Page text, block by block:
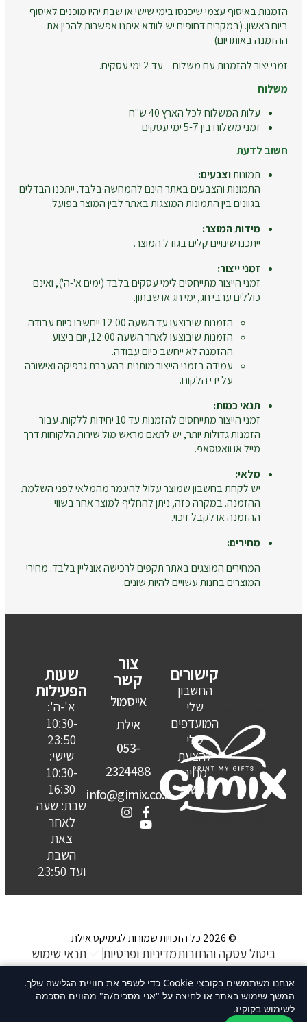
הזמנות באיסוף עצמי שיכנסו בימי שישי או שבת יהיו מוכנים לאיסוף
ביום ראשון. (במקרים דחופים יש לוודא איתנו אפשרות להכין את
ההזמנה באותו יום)
זמני יצור להזמנות עם משלוח – עד 2 ימי עסקים.
משלוח
עלות המשלוח לכל הארץ 40 ש"ח
זמני משלוח בין 5-7 ימי עסקים
חשוב לדעת
תמונותוצבעים:
התמונות והצבעים באתר הינם להמחשה בלבד. ייתכנו הבדלים
בגוונים בין התמונות המוצגות באתר לבין המוצר בפועל.
מידות המוצר:
ייתכנו שינויים קלים בגודל המוצר.
זמני ייצור:
זמני הייצור מתייחסים לימי עסקים בלבד (ימים א'-ה'), ואינם
כוללים ערבי חג, ימי חג או שבתון.
הזמנות שיבוצעו עד השעה 12:00 ייחשבו כיום עבודה.
הזמנות שיבוצעו לאחר השעה 12:00, יום ביצוע
ההזמנה לא ייחשב כיום עבודה.
עמידה בזמני הייצור מותנית בהעברת גרפיקה ואישורה
על ידי הלקוח.
תנאי כמות:
זמני הייצור מתייחסים להזמנות עד 10 יחידות ללקוח. עבור
הזמנות גדולות יותר, יש לתאם מראש מול שירות הלקוחות דרך
מייל או וואטסאפ.
מלאי:
יש לקחת בחשבון שמוצר עלול להיגמר מהמלאי לפני השלמת
ההזמנה. במקרה כזה, ניתן להחליף למוצר אחר בשווי
ההזמנה או לקבל זיכוי.
מחירים:
המחירים המוצגים באתר תקפים לרכישה אונליין בלבד. מחירי
המוצרים בחנות עשויים להיות שונים.
קישורים
החשבון
שלי
המועדפים
שלי
להצעת
מחיר
נגישות
צור
קשר
אייסמול
אילת
053-
2324488
info@gimix.co.il
שעות
הפעילות
א'-ה':
10:30-
23:50
שישי:
10:30-
16:30
שבת: שעה
לאחר
צאת
השבת
ועד 23:50
© 2026 כל הזכויות שמורות לגימיקס אילת
ביטול עסקה והחזרותמדיניות ופרטיות תנאי שימוש
האתר נבנה ע״ קשת סטודיו
אנחנו משתמשים בקובצי Cookie כדי לשפר את חוויית הגלישה שלך.
המשך שימוש באתר או לחיצה על "אני מסכים/ה" מהווים הסכמה
לשימוש בקוקיז.